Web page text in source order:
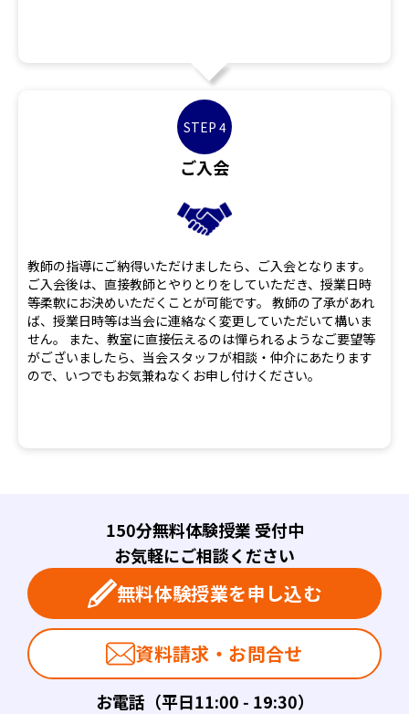
STEP 4
ご入会
教師の指導にご納得いただけましたら、ご入会となります。
ご入会後は、直接教師とやりとりをしていただき、授業日時
等柔軟にお決めいただくことが可能です。 教師の了承があれ
ば、授業日時等は当会に連絡なく変更していただいて構いま
せん。 また、教室に直接伝えるのは憚られるようなご要望等
がございましたら、当会スタッフが相談・仲介にあたります
ので、いつでもお気兼ねなくお申し付けください。
お電話（平日11:00 - 19:30）
150分無料体験授業 受付中
お気軽にご相談ください
無料体験授業を申し込む
資料請求・お問合せ